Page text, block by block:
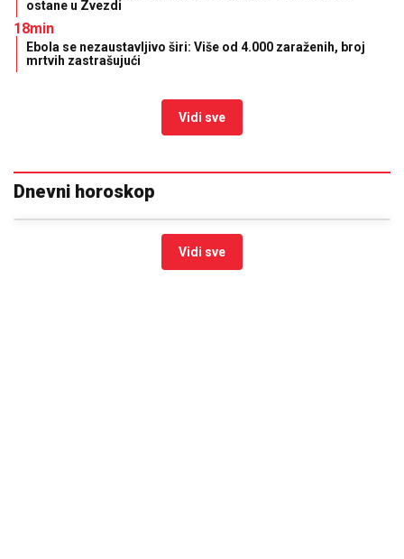
ostane u Zvezdi
18min
Ebola se nezaustavljivo širi: Više od 4.000 zaraženih, broj
mrtvih zastrašujući
Vidi sve
Dnevni horoskop
Vidi sve